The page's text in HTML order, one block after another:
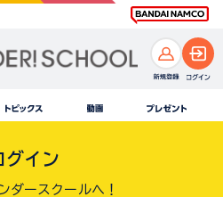
グイン
ダースクールへ！